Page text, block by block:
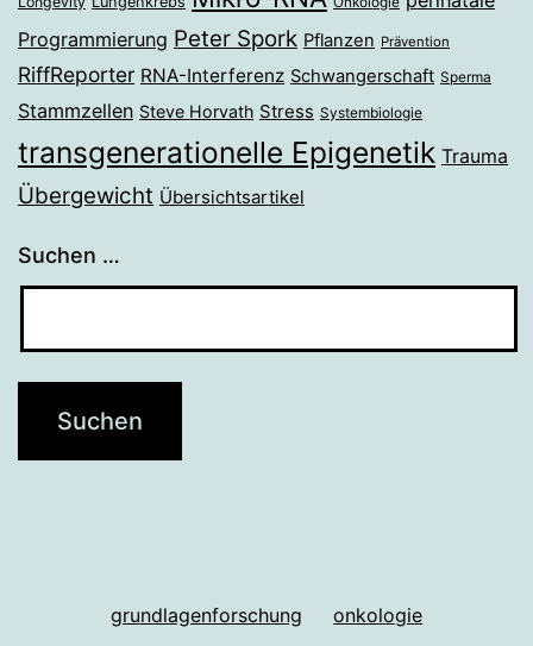
Programmierung Peter Spork Pflanzen Prävention
RiffReporter RNA-Interferenz Schwangerschaft Sperma
Stammzellen Steve Horvath Stress Systembiologie
transgenerationelle Epigenetik Trauma
Übergewicht Übersichtsartikel
Suchen …
grundlagenforschung onkologie